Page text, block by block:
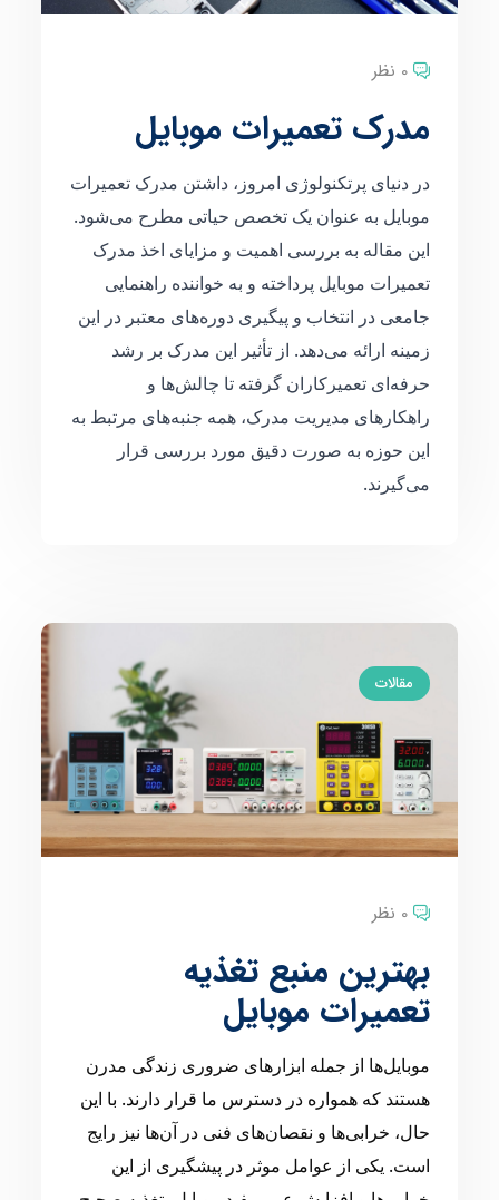
0 نظر
مدرک تعمیرات موبایل
در دنیای پرتکنولوژی امروز، داشتن مدرک تعمیرات
موبایل به عنوان یک تخصص حیاتی مطرح می‌شود.
این مقاله به بررسی اهمیت و مزایای اخذ مدرک
تعمیرات موبایل پرداخته و به خواننده راهنمایی
جامعی در انتخاب و پیگیری دوره‌های معتبر در این
زمینه ارائه می‌دهد. از تأثیر این مدرک بر رشد
حرفه‌ای تعمیرکاران گرفته تا چالش‌ها و
راهکارهای مدیریت مدرک، همه جنبه‌های مرتبط به
این حوزه به صورت دقیق مورد بررسی قرار
می‌گیرند.
مقالات
0 نظر
بهترین منبع تغذیه
تعمیرات موبایل
موبایل‌ها از جمله ابزارهای ضروری زندگی مدرن
هستند که همواره در دسترس ما قرار دارند. با این
حال، خرابی‌ها و نقصان‌های فنی در آن‌ها نیز رایج
است. یکی از عوامل موثر در پیشگیری از این